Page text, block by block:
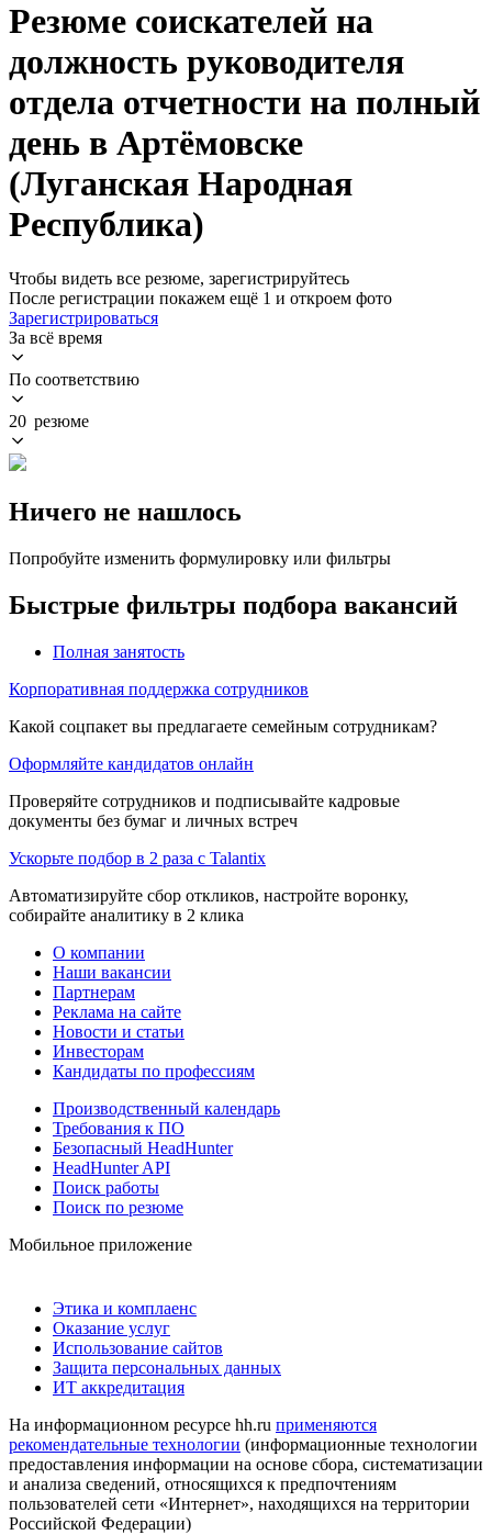
Резюме соискателей на
должность руководителя
отдела отчетности на полный
день в Артёмовске
(Луганская Народная
Республика)
Чтобы видеть все резюме, зарегистрируйтесь
После регистрации покажем ещё 1 и откроем фото
Зарегистрироваться
За всё время
По соответствию
20 резюме
Ничего не нашлось
Попробуйте изменить формулировку или фильтры
Быстрые фильтры подбора вакансий
Полная занятость
Корпоративная поддержка сотрудников
Какой соцпакет вы предлагаете семейным сотрудникам?
Оформляйте кандидатов онлайн
Проверяйте сотрудников и подписывайте кадровые
документы без бумаг и личных встреч
Ускорьте подбор в 2 раза с Talantix
Автоматизируйте сбор откликов, настройте воронку,
собирайте аналитику в 2 клика
О компании
Наши вакансии
Партнерам
Реклама на сайте
Новости и статьи
Инвесторам
Кандидаты по профессиям
Производственный календарь
Требования к ПО
Безопасный HeadHunter
HeadHunter API
Поиск работы
Поиск по резюме
Мобильное приложение
Этика и комплаенс
Оказание услуг
Использование сайтов
Защита персональных данных
ИТ аккредитация
На информационном ресурсе hh.ru применяются
рекомендательные технологии (информационные технологии
предоставления информации на основе сбора, систематизации
и анализа сведений, относящихся к предпочтениям
пользователей сети «Интернет», находящихся на территории
Российской Федерации)